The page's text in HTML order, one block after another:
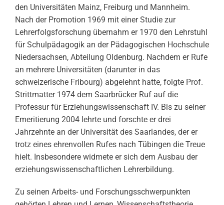
den Universitäten Mainz, Freiburg und Mannheim.
Nach der Promotion 1969 mit einer Studie zur
Lehrerfolgsforschung übernahm er 1970 den Lehrstuhl
für Schulpädagogik an der Pädagogischen Hochschule
Niedersachsen, Abteilung Oldenburg. Nachdem er Rufe
an mehrere Universitäten (darunter in das
schweizerische Fribourg) abgelehnt hatte, folgte Prof.
Strittmatter 1974 dem Saarbrücker Ruf auf die
Professur für Erziehungswissenschaft IV. Bis zu seiner
Emeritierung 2004 lehrte und forschte er drei
Jahrzehnte an der Universität des Saarlandes, der er
trotz eines ehrenvollen Rufes nach Tübingen die Treue
hielt. Insbesondere widmete er sich dem Ausbau der
erziehungswissenschaftlichen Lehrerbildung.
Zu seinen Arbeits- und Forschungsschwerpunkten